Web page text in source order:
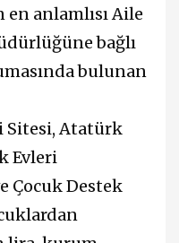
en anlamlısı Aile
bağlı
bulunan
Sitesi, Atatürk
Evleri
Çocuk Destek